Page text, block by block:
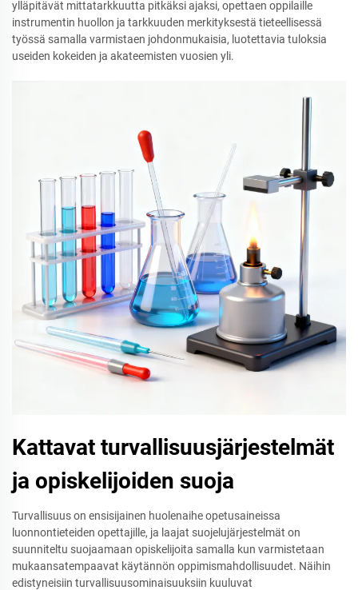
ylläpitävät mittatarkkuutta pitkäksi ajaksi, opettaen oppilaille
instrumentin huollon ja tarkkuuden merkityksestä tieteellisessä
työssä samalla varmistaen johdonmukaisia, luotettavia tuloksia
useiden kokeiden ja akateemisten vuosien yli.
Kattavat turvallisuusjärjestelmät
ja opiskelijoiden suoja
Turvallisuus on ensisijainen huolenaihe opetusaineissa
luonnontieteiden opettajille, ja laajat suojelujärjestelmät on
suunniteltu suojaamaan opiskelijoita samalla kun varmistetaan
mukaansatempaavat käytännön oppimismahdollisuudet. Näihin
edistyneisiin turvallisuusominaisuuksiin kuuluvat